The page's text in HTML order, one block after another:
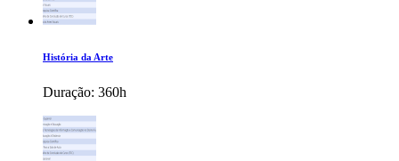
História da Arte
Duração: 360h